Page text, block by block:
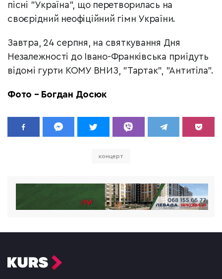
пісні "Україна", що перетворилась на
своєрідний неофіційний гімн України.
Завтра, 24 серпня, на святкування Дня
Незалежності до Івано-Франківська приїдуть
відомі гурти КОМУ ВНИЗ, "Тартак", "Антитіла".
Фото – Богдан Досюк
концерт